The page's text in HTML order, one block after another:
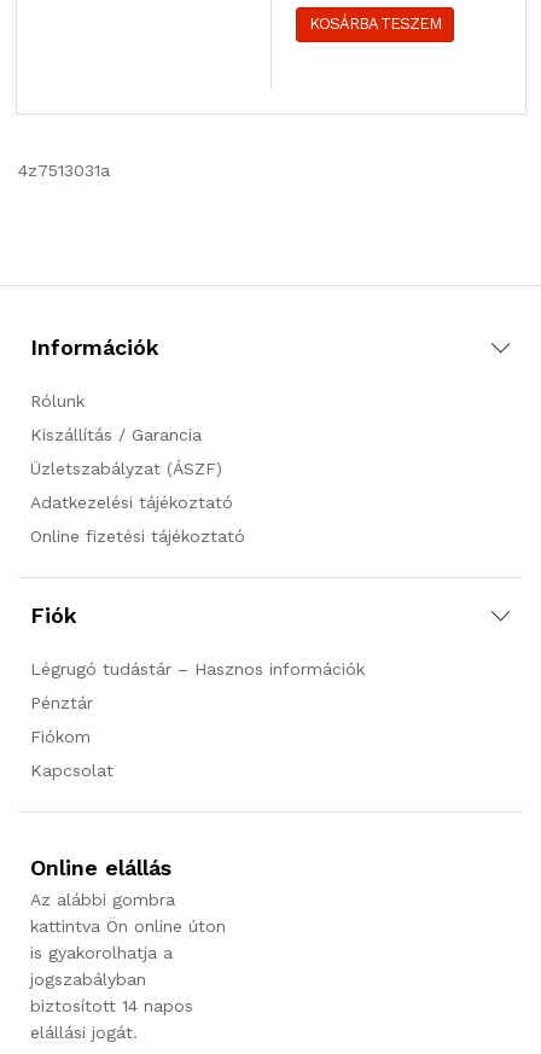
KOSÁRBA TESZEM
4z7513031a
Információk
Rólunk
Kiszállítás / Garancia
Üzletszabályzat (ÁSZF)
Adatkezelési tájékoztató
Online fizetési tájékoztató
Fiók
Légrugó tudástár – Hasznos információk
Pénztár
Fiókom
Kapcsolat
Online elállás
Az alábbi gombra
kattintva Ön online úton
is gyakorolhatja a
jogszabályban
biztosított 14 napos
elállási jogát.